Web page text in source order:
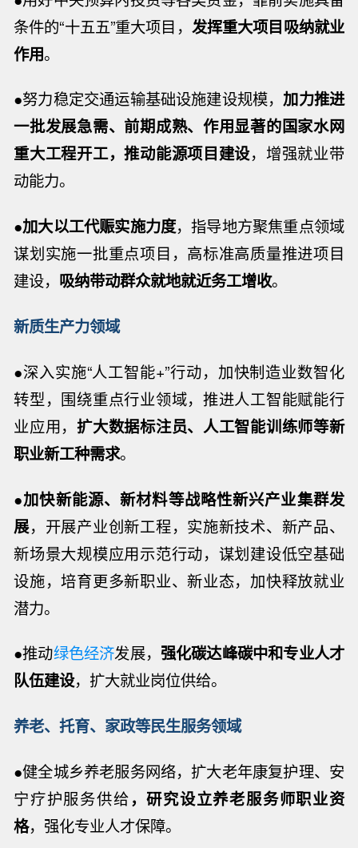
条件的“十五五”重大项目， 发挥重大项目吸纳就业
作用。
●努力稳定交通运输基础设施建设规模，加力推进
一批发展急需、前期成熟、作用显著的国家水网
重大工程开工，推动能源项目建设，增强就业带
动能力。
●加大以工代赈实施力度，指导地方聚焦重点领域
谋划实施一批重点项目，高标准高质量推进项目
建设， 吸纳带动群众就地就近务工增收。
新质生产力领域
●深入实施“人工智能+”行动，加快制造业数智化
转型，围绕重点行业领域，推进人工智能赋能行
业应用，扩大数据标注员、人工智能训练师等新
职业新工种需求。
●加快新能源、新材料等战略性新兴产业集群发
展，开展产业创新工程，实施新技术、新产品、
新场景大规模应用示范行动，谋划建设低空基础
设施，培育更多新职业、新业态，加快释放就业
潜力。
●推动绿色经济发展， 强化碳达峰碳中和专业人才
队伍建设，扩大就业岗位供给。
养老、托育、家政等民生服务领域
●健全城乡养老服务网络，扩大老年康复护理、安
宁疗护服务供给，研究设立养老服务师职业资
格，强化专业人才保障。